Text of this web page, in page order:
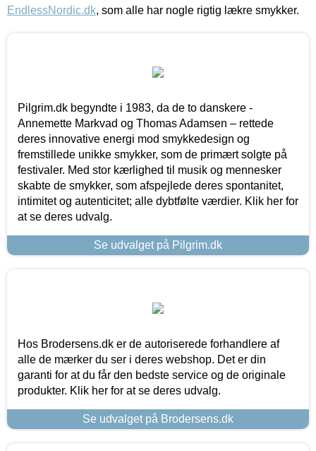
EndlessNordic.dk, som alle har nogle rigtig lækre smykker.
Pilgrim.dk begyndte i 1983, da de to danskere -
Annemette Markvad og Thomas Adamsen – rettede
deres innovative energi mod smykkedesign og
fremstillede unikke smykker, som de primært solgte på
festivaler. Med stor kærlighed til musik og mennesker
skabte de smykker, som afspejlede deres spontanitet,
intimitet og autenticitet; alle dybtfølte værdier. Klik her for
at se deres udvalg.
Se udvalget på Pilgrim.dk
Hos Brodersens.dk er de autoriserede forhandlere af
alle de mærker du ser i deres webshop. Det er din
garanti for at du får den bedste service og de originale
produkter. Klik her for at se deres udvalg.
Se udvalget på Brodersens.dk